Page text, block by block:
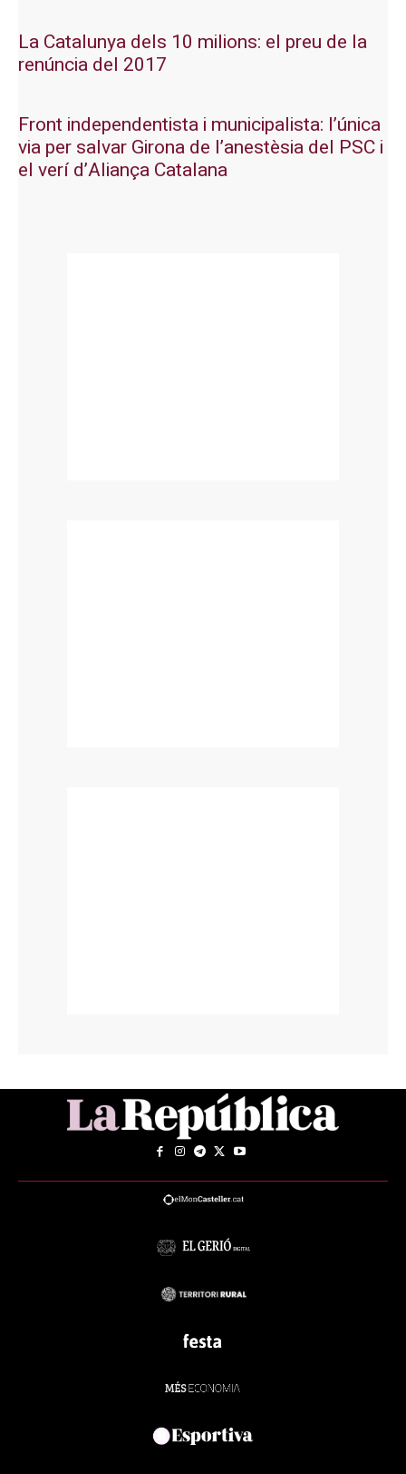
La Catalunya dels 10 milions: el preu de la
renúncia del 2017
Front independentista i municipalista: l’única
via per salvar Girona de l’anestèsia del PSC i
el verí d’Aliança Catalana